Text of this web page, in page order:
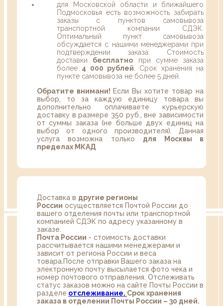
для Московской области и ближайшего
Подмосковья есть возможность забирать
заказы с пунктов самовывоза
транспортной компании СДЭК.
Оптимальный пункт самовывоза
обсуждается с нашими менеджерами при
подтверждении заказа. Стоимость
доставки бесплатно при сумме заказа
более 4 000 рублей . Срок хранения на
пункте самовывоза не более 5 дней.
Обратите внимани! Если Вы хотите товар на
выбор, то за каждую единицу товара вы
дополнительно оплачиваете курьерскую
доставку в размере 350 руб., вне зависимости
от суммы заказа (не больше двух единиц на
выбор от одного производителя). Данная
услуга возможна только для Москвы в
пределах МКАД
Доставка в другие регионы
России осуществляется Почтой России до
вашего отделения почты или транспортной
компанией СДЭК по адресу указанному в
заказе.
Почта России - стоимость доставки
рассчитывается нашими менеджерами и
зависит от региона России и веса
товара.После отправки Вашего заказа на
электронную почту высылается фото чека и
номер почтового отправления. Отслеживать
статус заказов можно на сайте Почты России в
разделе oтслеживание. Срок хранения
заказа в отделении Почты России – 30 дней.